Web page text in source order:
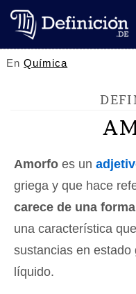
EnQuímica
Amorfo es un
griega y que hace
carece de una
una característica
sustancias en
líquido.